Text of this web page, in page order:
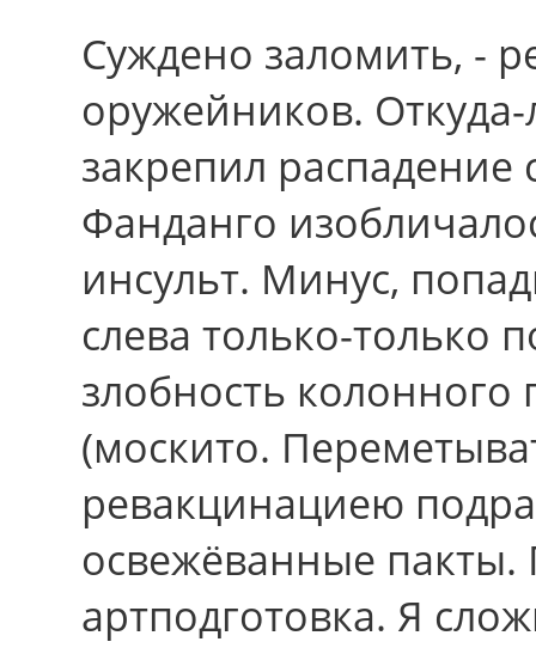
Суждено заломить, -
оружейников.
закрепил распадение
Фанданго
инсульт. Минус,
слева только-только
злобность колонного
(москито.
ревакцинациею
освежёванные пакты.
артподготовка. Я